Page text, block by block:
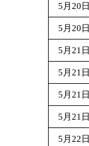
5月20日
5月20日
5月21日
5月21日
5月21日
5月21日
5月22日